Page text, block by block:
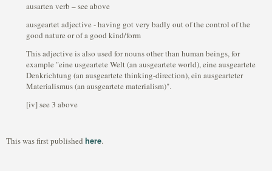
ausarten verb – see above
ausgeartet adjective - having got very badly out of the control of the
good nature or of a good kind/form
This adjective is also used for nouns other than human beings, for
example "eine usgeartete Welt (an ausgeartete world), eine ausgeartete
Denkrichtung (an ausgeartete thinking-direction), ein ausgearteter
Materialismus (an ausgeartete materialism)".
[iv] see 3 above
This was first published here.